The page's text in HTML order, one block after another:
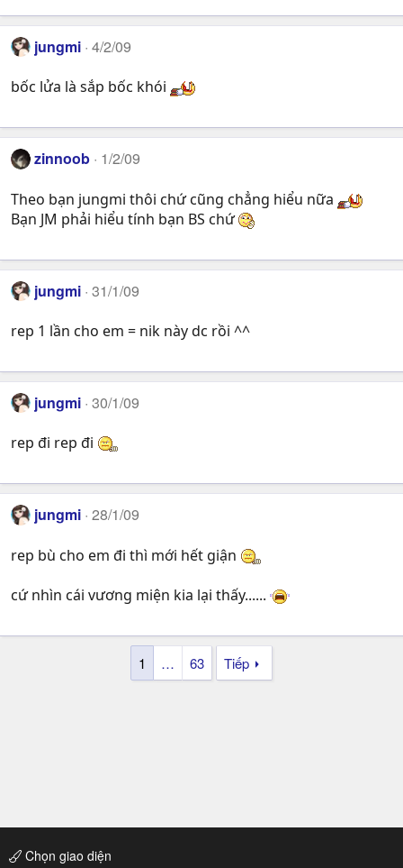
jungmi 4/2/09
bốc lửa là sắp bốc khói
zinnoob 1/2/09
Theo bạn jungmi thôi chứ cũng chẳng hiểu nữa
Bạn JM phải hiểu tính bạn BS chứ
jungmi 31/1/09
rep 1 lần cho em = nik này dc rồi ^^
jungmi 30/1/09
rep đi rep đi
jungmi 28/1/09
rep bù cho em đi thì mới hết giận
cứ nhìn cái vương miện kia lại thấy......
1 … 63 Tiếp
Chọn giao diện